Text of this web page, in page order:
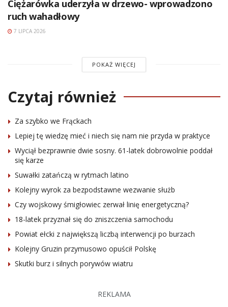
Ciężarówka uderzyła w drzewo- wprowadzono
ruch wahadłowy
7 LIPCA 2026
POKAŻ WIĘCEJ
Czytaj również
Za szybko we Frąckach
Lepiej tę wiedzę mieć i niech się nam nie przyda w praktyce
Wyciął bezprawnie dwie sosny. 61-latek dobrowolnie poddał
się karze
Suwałki zatańczą w rytmach latino
Kolejny wyrok za bezpodstawne wezwanie służb
Czy wojskowy śmigłowiec zerwał linię energetyczną?
18-latek przyznał się do zniszczenia samochodu
Powiat ełcki z największą liczbą interwencji po burzach
Kolejny Gruzin przymusowo opuścił Polskę
Skutki burz i silnych porywów wiatru
REKLAMA